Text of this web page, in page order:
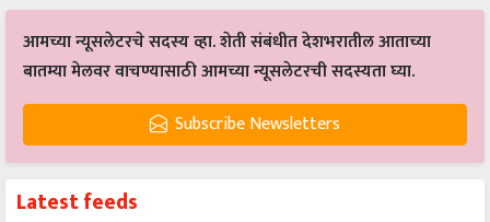
आमच्या न्यूसलेटरचे सदस्य व्हा. शेती संबंधीत देशभरातील आताच्या
बातम्या मेलवर वाचण्यासाठी आमच्या न्यूसलेटरची सदस्यता घ्या.
Subscribe Newsletters
Latest feeds